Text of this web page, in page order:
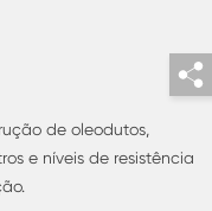
de oleodutos,
e níveis de resistência